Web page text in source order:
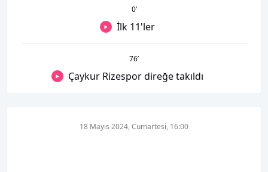
0’
İlk 11'ler
76’
Çaykur Rizespor direğe takıldı
18 Mayıs 2024, Cumartesi, 16:00